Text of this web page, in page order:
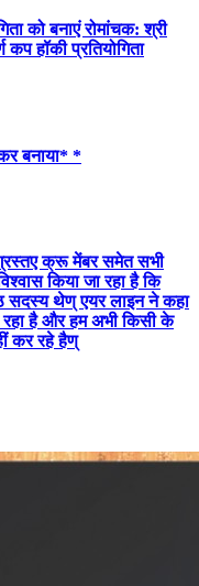
को बनाएं रोमांचक: श्री
कप हॉकी प्रतियोगिता
बनाया* *
क्रू मेंबर समेत सभी
किया जा रहा है कि
थेण् एयर लाइन ने कहा
रहा है और हम अभी किसी के
कर रहे हैण्